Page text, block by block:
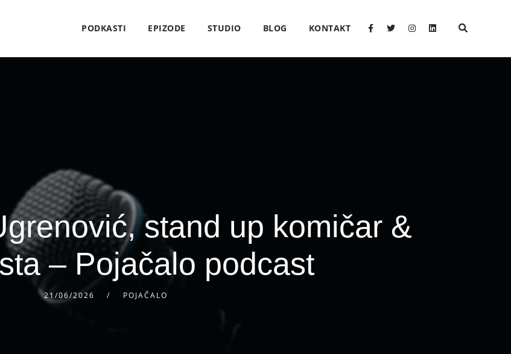
PODKASTI EPIZODE STUDIO BLOG KONTAKT
stand up komičar &
– Pojačalo podcast
21/06/2026 POJAČALO